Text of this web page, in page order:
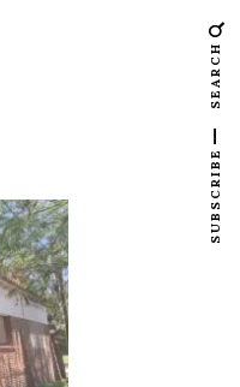
SEARCH
SUBSCRIBE